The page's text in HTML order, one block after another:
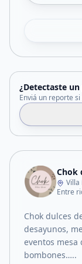
¿Detectaste
Enviá un reporte
Chok
Villa
Entre
Chok dulces
desayunos,
eventos mesa
bombones…..